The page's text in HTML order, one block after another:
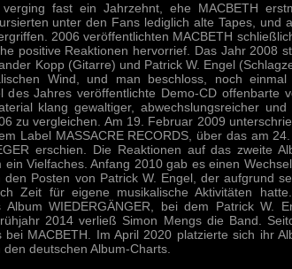
fast ein Jahrzehnt, ehe MACBETH
unter den Fans lediglich alte Tapes, und
2006 veröffentlichten MACBETH
positive Reaktionen hervorrief. Das Jahr 2008
Kopp (Gitarre) und Patrick W. Engel
Wind, und man beschloss, noch einmal
Jahres veröffentlichte Demo-CD offenbarte
klang gewaltiger, abwechslungsreicher und
zu vergleichen. Am 19. Februar 2009
Label MASSACRE RECORDS, über das am
erschien. Die Reaktionen auf das zweite
Vielfaches. Anfang 2010 gab es einen
Posten von Patrick W. Engel, der aufgrund
Zeit für eigene musikalische Aktivitäten
WIEDERGÄNGER, bei dem Patrick W.
2014 verließ Simon Mengs die Band.
MACBETH. Im April 2020 platzierte sich ihr
deutschen Album-Charts.